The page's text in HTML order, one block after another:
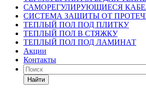
САМОРЕГУЛИРУЮЩИЕСЯ
СИСТЕМА ЗАЩИТЫ ОТ
ТЕПЛЫЙ ПОЛ ПОД ПЛИТКУ
ТЕПЛЫЙ ПОЛ В СТЯЖКУ
ТЕПЛЫЙ ПОЛ ПОД ЛАМИНАТ
Акции
Контакты
Найти